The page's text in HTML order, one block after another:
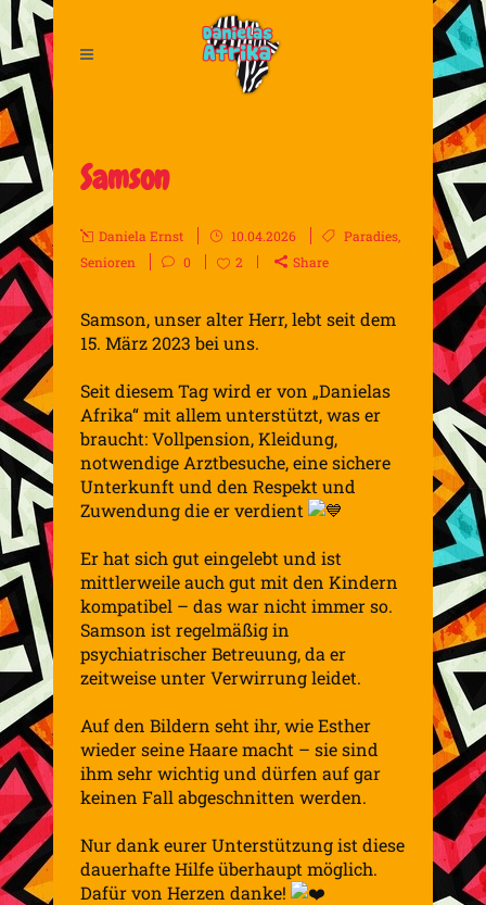
Samson
Daniela Ernst 10.04.2026 Paradies,
Senioren
0 2 Share
Samson, unser alter Herr, lebt seit dem
15. März 2023 bei uns.
Seit diesem Tag wird er von „Danielas
Afrika“ mit allem unterstützt, was er
braucht: Vollpension, Kleidung,
notwendige Arztbesuche, eine sichere
Unterkunft und den Respekt und
Zuwendung die er verdient
Er hat sich gut eingelebt und ist
mittlerweile auch gut mit den Kindern
kompatibel – das war nicht immer so.
Samson ist regelmäßig in
psychiatrischer Betreuung, da er
zeitweise unter Verwirrung leidet.
Auf den Bildern seht ihr, wie Esther
wieder seine Haare macht – sie sind
ihm sehr wichtig und dürfen auf gar
keinen Fall abgeschnitten werden.
Nur dank eurer Unterstützung ist diese
dauerhafte Hilfe überhaupt möglich.
Dafür von Herzen danke!